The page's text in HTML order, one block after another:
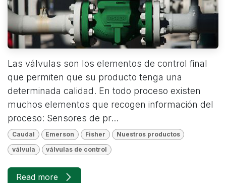
Las válvulas son los elementos de control final
que permiten que su producto tenga una
determinada calidad. En todo proceso existen
muchos elementos que recogen información del
proceso: Sensores de pr...
Caudal Emerson Fisher Nuestros productos
válvula válvulas de control
Read more